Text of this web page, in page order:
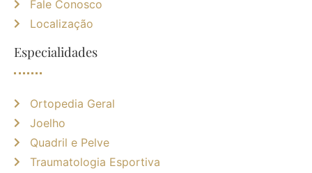
Fale Conosco
Localização
Especialidades
Ortopedia Geral
Joelho
Quadril e Pelve
Traumatologia Esportiva